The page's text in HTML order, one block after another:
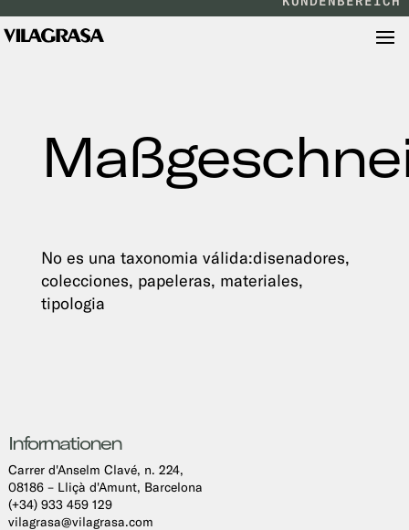
No es una taxonomia válida:disenadores,
colecciones, papeleras, materiales,
tipologia
Informationen
Carrer d'Anselm Clavé, n. 224,
08186 – Lliçà d'Amunt, Barcelona
(+34) 933 459 129
vilagrasa@vilagrasa.com